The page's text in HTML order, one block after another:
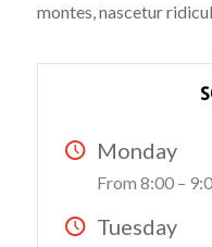
montes, nascetur
Monday
From 8:00 –
Tuesday